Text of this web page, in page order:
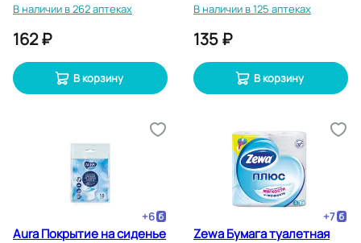
В наличии в 262 аптеках
162 ₽
В корзину
В наличии в 125 аптеках
135 ₽
В корзину
+6
Aura Покрытие на сиденье
+7
Zewa Бумага туалетная